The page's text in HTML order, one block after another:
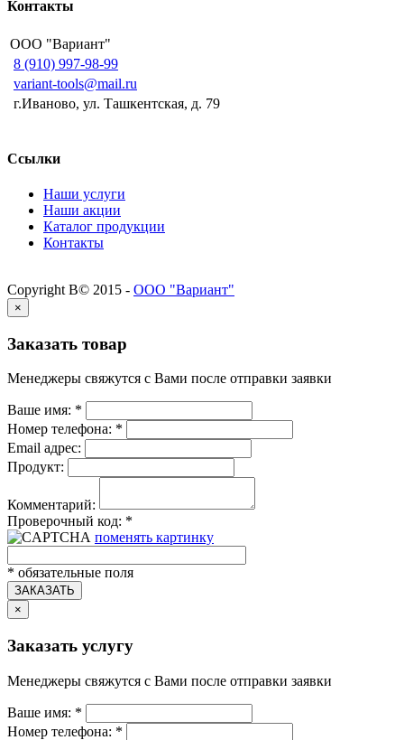
Контакты
ООО "Вариант"
8 (910) 997-98-99
variant-tools@mail.ru
г.Иваново, ул. Ташкентская, д. 79
Ссылки
Наши услуги
Наши акции
Каталог продукции
Контакты
Copyright В© 2015 - ООО "Вариант"
×
Заказать товар
Менеджеры свяжутся с Вами после отправки заявки
Ваше имя: *
Номер телефона: *
Email адрес:
Продукт:
Комментарий:
Проверочный код: *
поменять картинку
* обязательные поля
ЗАКАЗАТЬ
×
Заказать услугу
Менеджеры свяжутся с Вами после отправки заявки
Ваше имя: *
Номер телефона: *